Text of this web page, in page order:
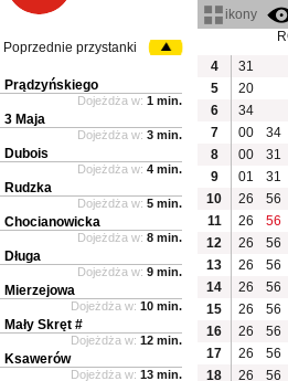
ikony
4
31
5
20
6
34
7
00
34
8
00
31
9
01 31
10
26
56
11
26
56
12
26
56
13
26
56
14
26
56
15
26
56
16
26
56
17
26
56
18
26
56
Poprzednie przystanki
Prądzyńskiego
Dojeżdża w: 1 min.
3 Maja
Dojeżdża w: 3 min.
Dubois
Dojeżdża w: 4 min.
Rudzka
Dojeżdża w: 5 min.
Chocianowicka
Dojeżdża w: 8 min.
Długa
Dojeżdża w: 9 min.
Mierzejowa
Dojeżdża w: 10 min.
Mały Skręt #
Dojeżdża w: 12 min.
Ksawerów
Dojeżdża w: 13 min.